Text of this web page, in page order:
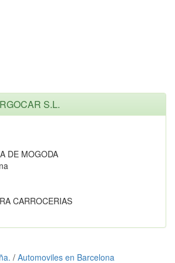
S.L.
DE MOGODA
CARROCERIAS
/ Automoviles en Barcelona